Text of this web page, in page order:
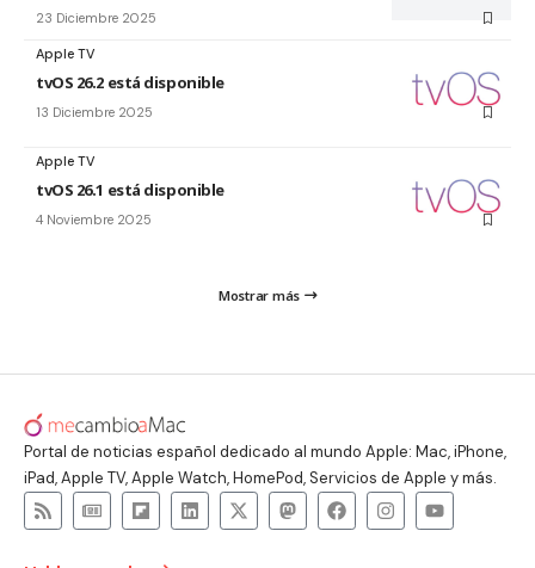
23 Diciembre 2025
Apple TV
tvOS 26.2 está disponible
13 Diciembre 2025
Apple TV
tvOS 26.1 está disponible
4 Noviembre 2025
Mostrar más
Portal de noticias español dedicado al mundo Apple: Mac, iPhone,
iPad, Apple TV, Apple Watch, HomePod, Servicios de Apple y más.